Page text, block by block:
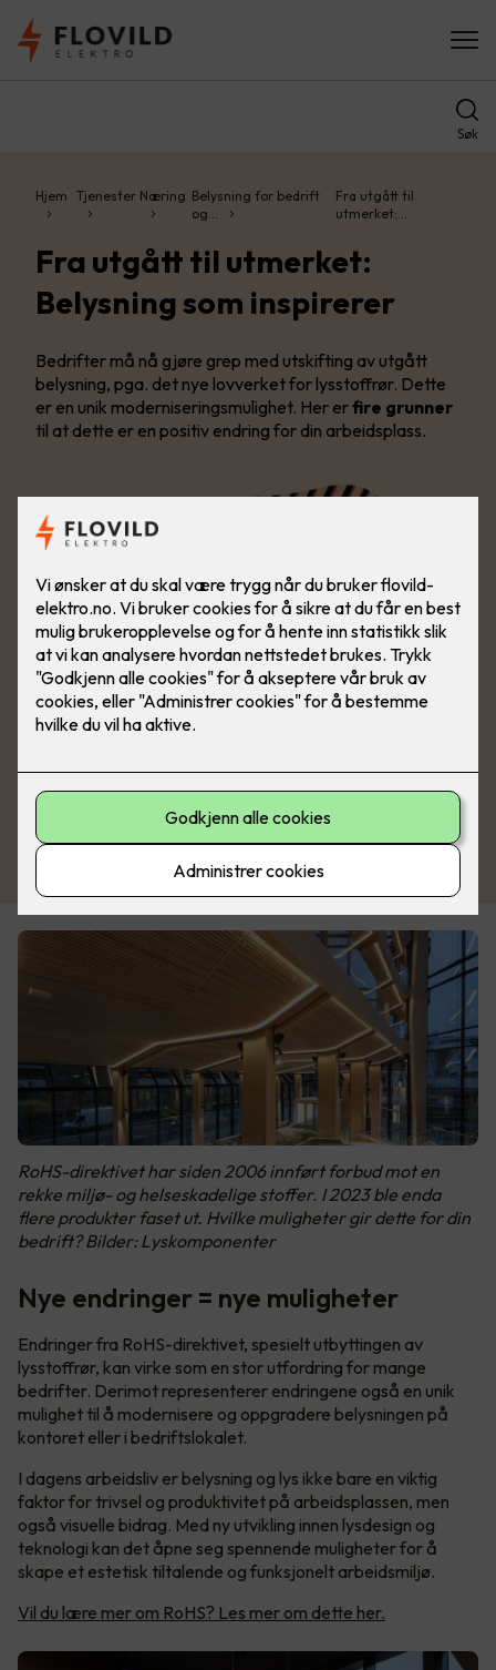
Søk
Hjem Tjenester Næring Belysning for bedrift
og…
Fra utgått til
utmerket:…
Fra utgått til utmerket:
Belysning som inspirerer
Bedrifter må nå gjøre grep med utskifting av utgått
belysning, pga. det nye lovverket for lysstoffrør. Dette
er en unik moderniseringsmulighet. Her erfire grunner
til at dette er en positiv endring for din arbeidsplass.
RoHS-direktivet har siden 2006 innført forbud mot en
rekke miljø- og helseskadelige stoffer. I 2023 ble enda
flere produkter faset ut. Hvilke muligheter gir dette for din
bedrift? Bilder: Lyskomponenter
Nye endringer = nye muligheter
Endringer fra RoHS-direktivet, spesielt utbyttingen av
lysstoffrør, kan virke som en stor utfordring for mange
bedrifter. Derimot representerer endringene også en unik
mulighet til å modernisere og oppgradere belysningen på
kontoret eller i bedriftslokalet.
I dagens arbeidsliv er belysning og lys ikke bare en viktig
faktor for trivsel og produktivitet på arbeidsplassen, men
også visuelle bidrag. Med ny utvikling innen lysdesign og
teknologi kan det åpne seg spennende muligheter for å
skape et estetisk tiltalende og funksjonelt arbeidsmiljø.
Vil du lære mer om RoHS? Les mer om dette her.